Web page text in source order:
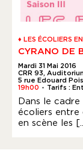
♦ LES ÉCOLIERS
CYRANO DE
Mardi 31 Mai 2016
CRR 93,
5 rue Edouard
19h00
● Tarifs :
Dans le
écoliers
en scène les